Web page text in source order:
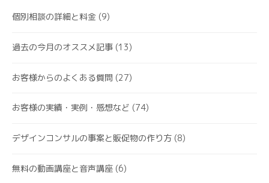
個別相談の詳細と料金 (9)
過去の今月のオススメ記事 (13)
お客様からのよくある質問 (27)
お客様の実績・実例・感想など (74)
デザインコンサルの事案と販促物の作り方 (8)
無料の動画講座と音声講座 (6)